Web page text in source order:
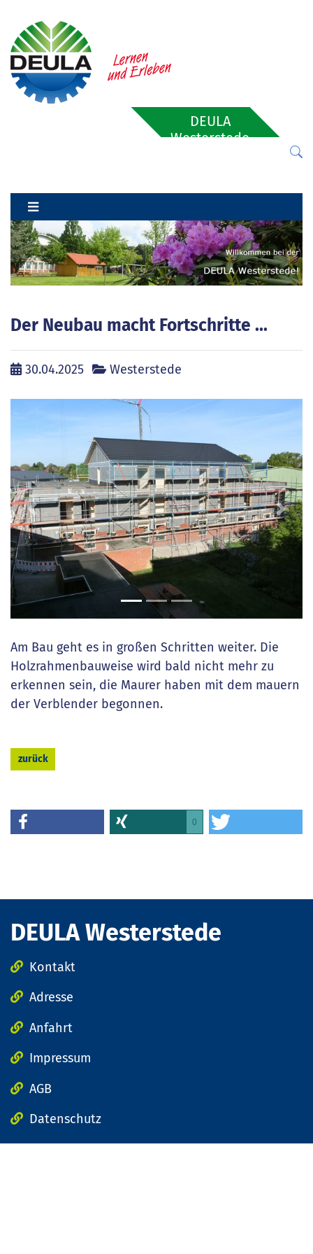
DEULA
Westerstede
Der Neubau macht Fortschritte ...
30.04.2025 Westerstede
Am Bau geht es in großen Schritten weiter. Die
Holzrahmenbauweise wird bald nicht mehr zu
erkennen sein, die Maurer haben mit dem mauern
der Verblender begonnen.
zurück
zurück
0
DEULA Westerstede
Kontakt
Adresse
Anfahrt
Impressum
AGB
Datenschutz